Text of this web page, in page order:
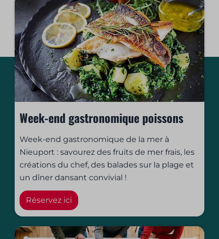
Week-end gastronomique poissons
Week-end gastronomique de la mer à
Nieuport : savourez des fruits de mer frais, les
créations du chef, des balades sur la plage et
un dîner dansant convivial !
Réservez ici